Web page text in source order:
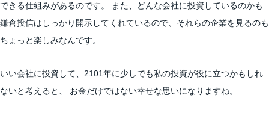
できる仕組みがあるのです。 また、どんな会社に投資しているのかも
鎌倉投信はしっかり開示してくれているので、それらの企業を見るのも
ちょっと楽しみなんです。
いい会社に投資して、2101年に少しでも私の投資が役に立つかもしれ
ないと考えると、 お金だけではない幸せな思いになりますね。